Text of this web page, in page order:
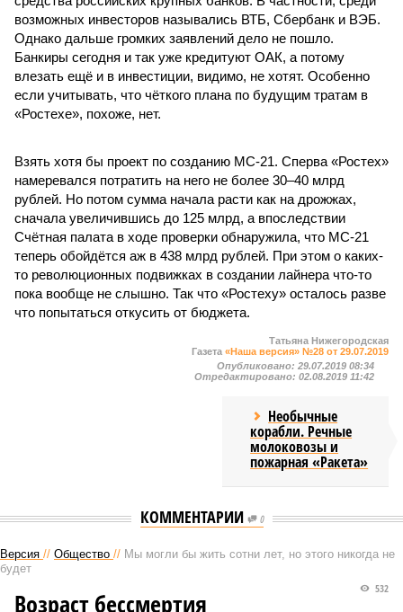
возможных инвесторов назывались ВТБ, Сбербанк и ВЭБ.
Однако дальше громких заявлений дело не пошло.
Банкиры сегодня и так уже кредитуют ОАК, а потому
влезать ещё и в инвестиции, видимо, не хотят. Особенно
если учитывать, что чёткого плана по будущим тратам в
«Ростехе», похоже, нет.
Взять хотя бы проект по созданию МС-21. Сперва «Ростех»
намеревался потратить на него не более 30–40 млрд
рублей. Но потом сумма начала расти как на дрожжах,
сначала увеличившись до 125 млрд, а впоследствии
Счётная палата в ходе проверки обнаружила, что МС-21
теперь обойдётся аж в 438 млрд рублей. При этом о каких-
то революционных подвижках в создании лайнера что-то
пока вообще не слышно. Так что «Ростеху» осталось разве
что попытаться откусить от бюджета.
Татьяна Нижегородская
Газета «Наша версия» №28 от 29.07.2019
Опубликовано: 29.07.2019 08:34
Отредактировано: 02.08.2019 11:42
Необычные
корабли. Речные
молоковозы и
пожарная «Ракета»
КОММЕНТАРИИ 0
Версия // Общество // Мы могли бы жить сотни лет, но этого никогда не
будет
532
Возраст бессмертия